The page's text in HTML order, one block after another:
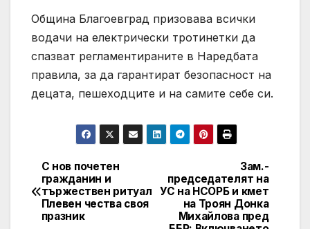
Община Благоевград призовава всички
водачи на електрически тротинетки да
спазват регламентираните в Наредбата
правила, за да гарантират безопасност на
децата, пешеходците и на самите себе си.
Post
navigation
Зам.-
председателят на
УС на НСОРБ и кмет
на Троян Донка
Михайлова пред
С нов почетен
гражданин и
тържествен ритуал
Плевен чества своя
празник